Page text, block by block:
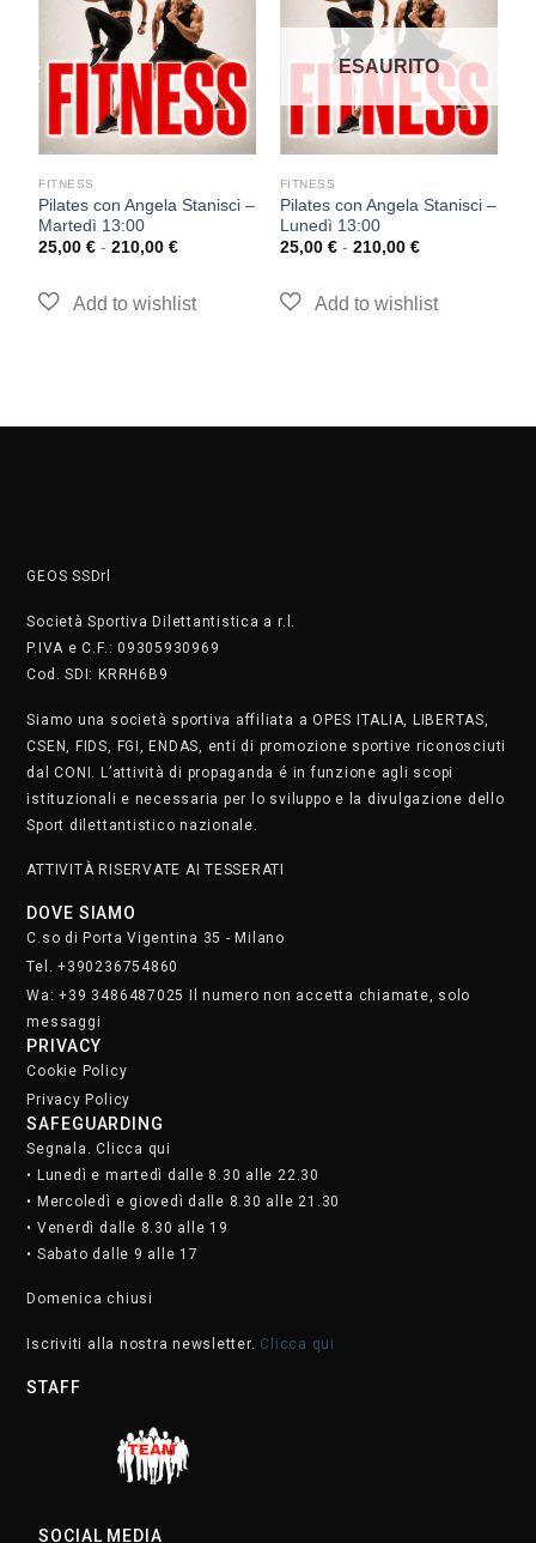
FITNESS
Pilates con Angela Stanisci –
Martedì 13:00
25,00€ - 210,00€
ESAURITO
FITNESS
Pilates con Angela Stanisci –
Lunedì 13:00
25,00 € - 210,00 €
GEOS SSDrl
Società Sportiva Dilettantistica a r.l.
P.IVA e C.F.: 09305930969
Cod. SDI: KRRH6B9
Siamo una società sportiva affiliata a OPES ITALIA, LIBERTAS,
CSEN, FIDS, FGI, ENDAS, enti di promozione sportive riconosciuti
dal CONI. L’attività di propaganda é in funzione agli scopi
istituzionali e necessaria per lo sviluppo e la divulgazione dello
Sport dilettantistico nazionale.
ATTIVITÀ RISERVATE AI TESSERATI
DOVE SIAMO
C.so di Porta Vigentina 35 - Milano
Tel. +390236754860
Wa: +39 3486487025 Il numero non accetta chiamate, solo
messaggi
PRIVACY
Cookie Policy
Privacy Policy
SAFEGUARDING
Segnala. Clicca qui
• Lunedì e martedì dalle 8.30 alle 22.30
• Mercoledì e giovedì dalle 8.30 alle 21.30
• Venerdì dalle 8.30 alle 19
• Sabato dalle 9 alle 17
Domenica chiusi
Iscriviti alla nostra newsletter. Clicca qui
STAFF
SOCIAL MEDIA